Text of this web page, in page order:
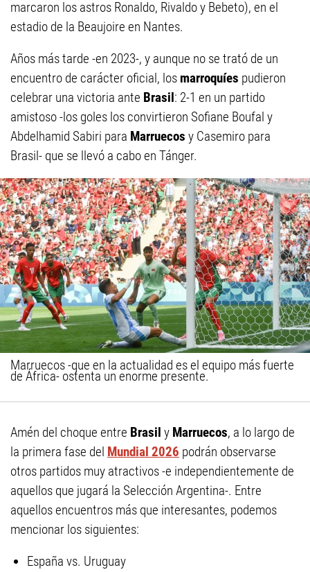
marcaron los astros Ronaldo, Rivaldo y Bebeto), en el
estadio de la Beaujoire en Nantes.
Años más tarde -en 2023-, y aunque no se trató de un
encuentro de carácter oficial, los marroquíes pudieron
celebrar una victoria ante Brasil: 2-1 en un partido
amistoso -los goles los convirtieron Sofiane Boufal y
Abdelhamid Sabiri para Marruecos y Casemiro para
Brasil- que se llevó a cabo en Tánger.
Marruecos -que en la actualidad es el equipo más fuerte
de África- ostenta un enorme presente.
Amén del choque entre Brasil y Marruecos, a lo largo de
la primera fase del Mundial 2026 podrán observarse
otros partidos muy atractivos -e independientemente de
aquellos que jugará la Selección Argentina-. Entre
aquellos encuentros más que interesantes, podemos
mencionar los siguientes:
España vs. Uruguay